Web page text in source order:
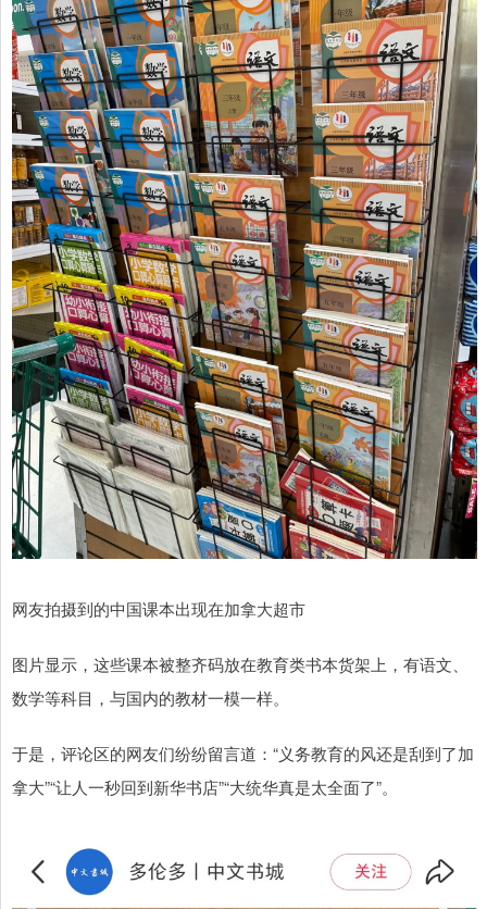
网友拍摄到的中国课本出现在加拿大超市
图片显示，这些课本被整齐码放在教育类书本货架上，有语文、
数学等科目，与国内的教材一模一样。
于是，评论区的网友们纷纷留言道：“义务教育的风还是刮到了加
拿大”“让人一秒回到新华书店”“大统华真是太全面了”。